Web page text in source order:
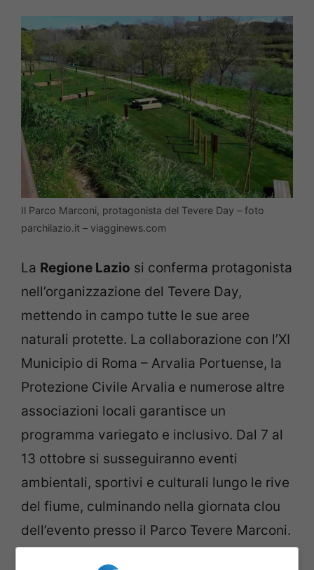
Il Parco Marconi, protagonista del Tevere Day – foto
parchilazio.it – viagginews.com
La Regione Lazio si conferma protagonista
nell’organizzazione del Tevere Day,
mettendo in campo tutte le sue aree
naturali protette. La collaborazione con l’XI
Municipio di Roma – Arvalia Portuense, la
Protezione Civile Arvalia e numerose altre
associazioni locali garantisce un
programma variegato e inclusivo. Dal 7 al
13 ottobre si susseguiranno eventi
ambientali, sportivi e culturali lungo le rive
del fiume, culminando nella giornata clou
dell’evento presso il Parco Tevere Marconi.